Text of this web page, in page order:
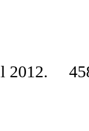
2012.